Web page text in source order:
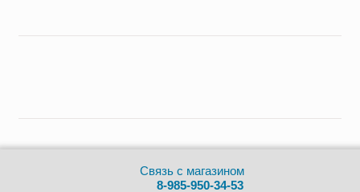
Связь с магазином
8-985-950-34-53